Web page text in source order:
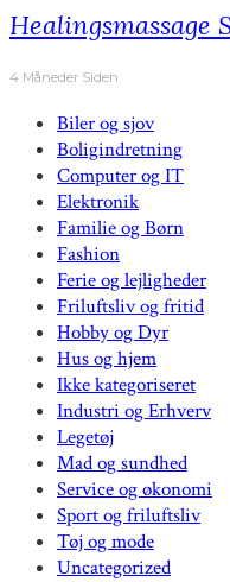
Healingsmassage
4 Måneder Siden
Biler og sjov
Boligindretning
Computer og IT
Elektronik
Familie og Børn
Fashion
Ferie og lejligheder
Friluftsliv og fritid
Hobby og Dyr
Hus og hjem
Ikke kategoriseret
Industri og Erhverv
Legetøj
Mad og sundhed
Service og økonomi
Sport og friluftsliv
Tøj og mode
Uncategorized